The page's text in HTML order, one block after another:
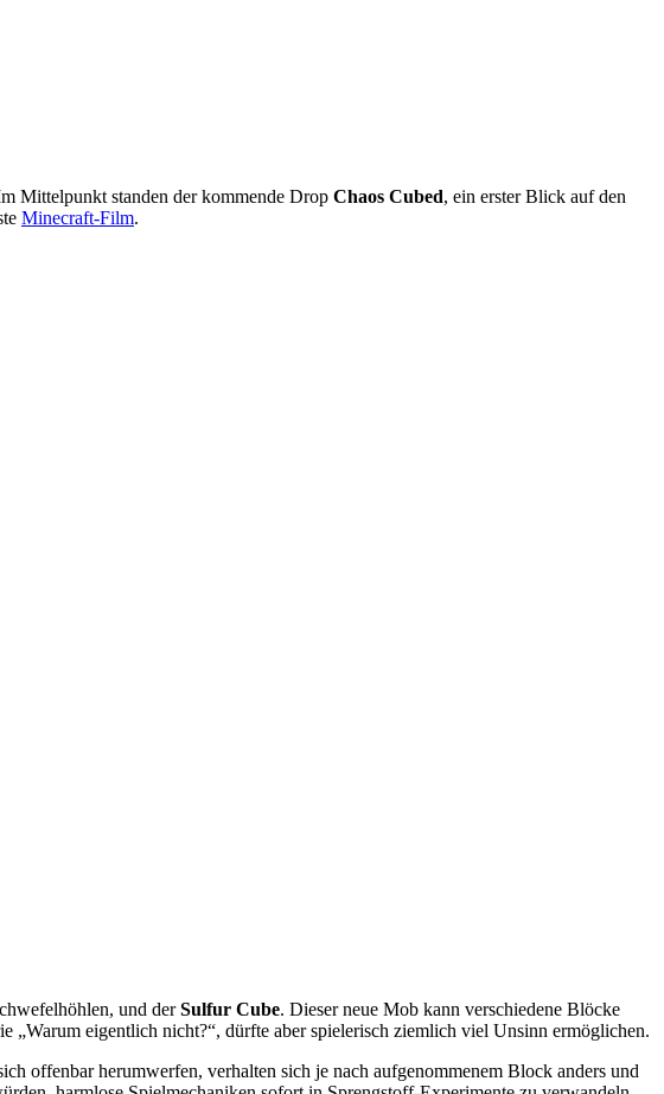
Mittelpunkt standen der kommende Drop Chaos Cubed, ein erster Blick auf den
Minecraft-Film.
und derSulfur Cube. Dieser neue Mob kann verschiedene Blöcke
„Warum eigentlich nicht?“, dürfte aber spielerisch ziemlich viel Unsinn ermöglichen.
offenbar herumwerfen, verhalten sich je nach aufgenommenem Block anders und